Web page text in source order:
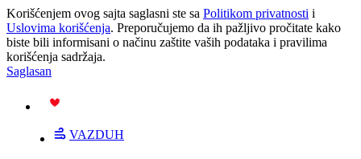
Korišćenjem ovog sajta saglasni ste sa Politikom privatnosti i
Uslovima korišćenja. Preporučujemo da ih pažljivo pročitate kako
biste bili informisani o načinu zaštite vaših podataka i pravilima
korišćenja sadržaja.
Saglasan
VAZDUH